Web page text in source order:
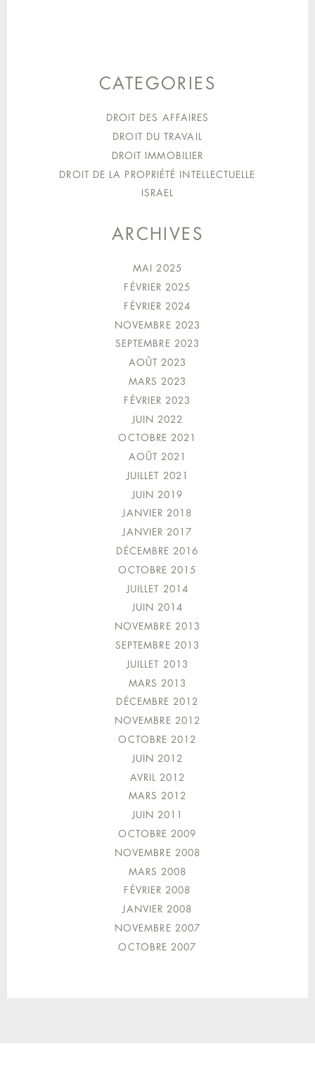
CATEGORIES
DROIT DES AFFAIRES
DROIT DU TRAVAIL
DROIT IMMOBILIER
DROIT DE LA PROPRIÉTÉ INTELLECTUELLE
ISRAEL
ARCHIVES
MAI 2025
FÉVRIER 2025
FÉVRIER 2024
NOVEMBRE 2023
SEPTEMBRE 2023
AOÛT 2023
MARS 2023
FÉVRIER 2023
JUIN 2022
OCTOBRE 2021
AOÛT 2021
JUILLET 2021
JUIN 2019
JANVIER 2018
JANVIER 2017
DÉCEMBRE 2016
OCTOBRE 2015
JUILLET 2014
JUIN 2014
NOVEMBRE 2013
SEPTEMBRE 2013
JUILLET 2013
MARS 2013
DÉCEMBRE 2012
NOVEMBRE 2012
OCTOBRE 2012
JUIN 2012
AVRIL 2012
MARS 2012
JUIN 2011
OCTOBRE 2009
NOVEMBRE 2008
MARS 2008
FÉVRIER 2008
JANVIER 2008
NOVEMBRE 2007
OCTOBRE 2007